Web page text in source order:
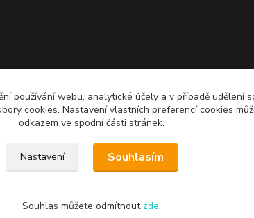
používání webu, analytické účely a v případě udělení
cookies. Nastavení vlastních preferencí cookies
odkazem ve spodní části stránek.
Nastavení Souhlasím
Souhlas můžete odmítnout zde.